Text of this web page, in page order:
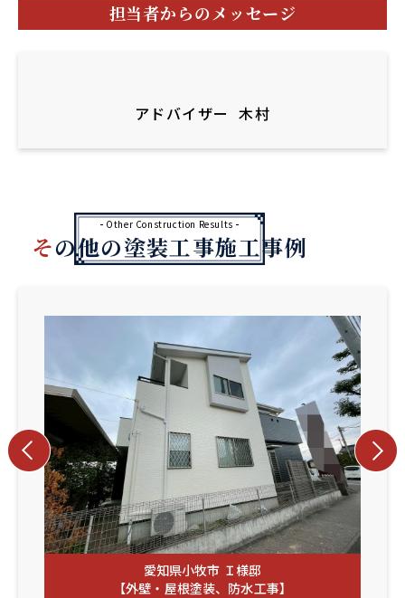
担当者からのメッセージ
アドバイザー 木村
Other Construction Results
その他の塗装工事施工事例
愛知県小牧市 Ｉ様邸
【外壁・屋根塗装、防水工事】